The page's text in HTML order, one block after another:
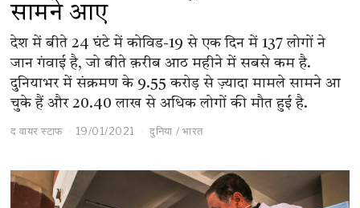
सामने आए
देश में बीते 24 घंटे में कोविड-19 से एक दिन में 137 लोगों ने
जान गंवाई है, जो बीते क़रीब आठ महीने में सबसे कम है.
दुनियाभर में संक्रमण के 9.55 करोड़ से ज़्यादा मामले सामने आ
चुके हैं और 20.40 लाख से अधिक लोगों की मौत हुई है.
द वायर स्टाफ 19/01/2021 दुनिया / भारत